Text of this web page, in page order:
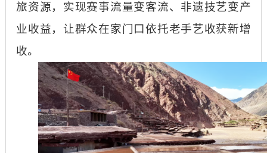
旅资源，实现赛事流量变客流、非遗技艺变产
业收益，让群众在家门口依托老手艺收获新增
收。